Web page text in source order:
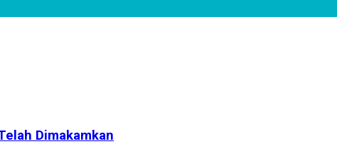
Dimakamkan